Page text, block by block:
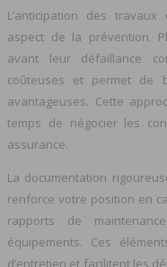
L’anticipation des
aspect de la prévention.
avant leur défaillance
coûteuses et permet de
avantageuses. Cette
temps de négocier les
assurance.
La documentation
renforce votre position en
rapports de
équipements. Ces